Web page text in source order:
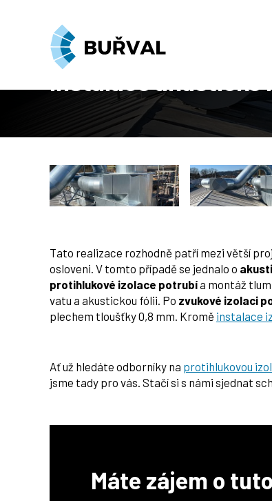
Úvod Tepelná, chladová a
Tato realizace rozhodně patří mezi větší
osloveni. V tomto případě se jednalo o
protihlukové izolace potrubía montáž
vatu a akustickou fólii. Po zvukové izolaci
plechem tloušťky 0,8 mm. Kromě instalace
Ať už hledáte odborníky na protihlukovou
jsme tady pro vás. Stačí si s námi sjednat
Máte zájem o